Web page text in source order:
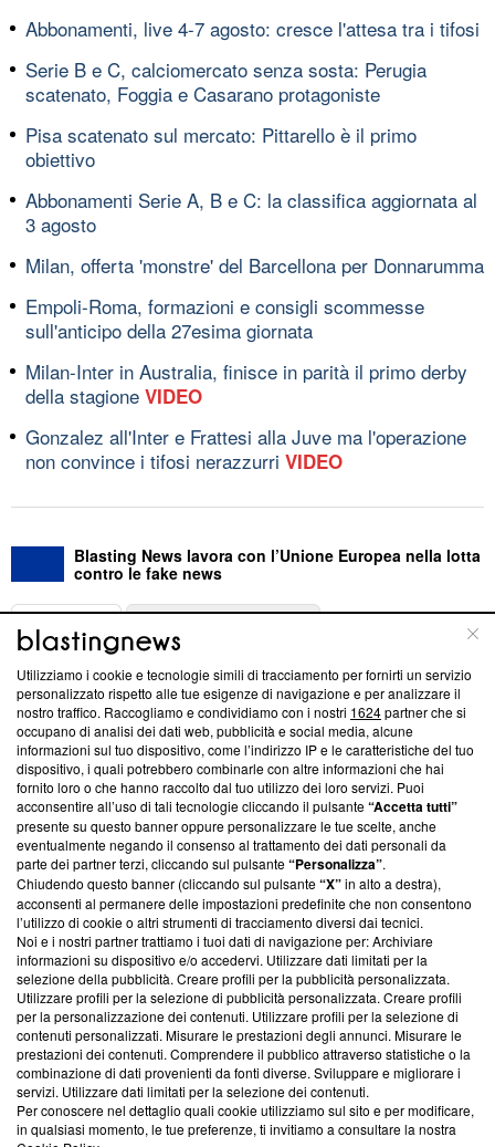
Abbonamenti, live 4-7 agosto: cresce l'attesa tra i tifosi
Serie B e C, calciomercato senza sosta: Perugia
scatenato, Foggia e Casarano protagoniste
Pisa scatenato sul mercato: Pittarello è il primo
obiettivo
Abbonamenti Serie A, B e C: la classifica aggiornata al
3 agosto
Milan, offerta 'monstre' del Barcellona per Donnarumma
Empoli-Roma, formazioni e consigli scommesse
sull'anticipo della 27esima giornata
Milan-Inter in Australia, finisce in parità il primo derby
della stagione VIDEO
Gonzalez all'Inter e Frattesi alla Juve ma l'operazione
non convince i tifosi nerazzurri VIDEO
Blasting News lavora con l’Unione Europea nella lotta
contro le fake news
ABOUT
Questa sezione offre informazioni trasparenti su Blasting
News, sui nostri processi editoriali e su come ci impegniamo a
creare news di qualità. Inoltre, afferma la nostra aderenza a
‘Trust Project - News with Integrity’Blasting News non è
ancora membro del programma, ma ha richiesto di farne
parte; Trust Project non ha ancora effettuato una verifica di
conformità agli standard.
Su di noi
Team editoriale
Corporate
Redazione
Informativa Privacy
Cookie Policy
Blasting SA, IDI CHE-247.845.224, Via Carlo Frasca, 3 - 6900
Lugano (Svizzera) Tel:+39 0690258937
Utilizziamo i cookie e tecnologie simili di tracciamento per fornirti un servizio
personalizzato rispetto alle tue esigenze di navigazione e per analizzare il
nostro traffico. Raccogliamo e condividiamo con i nostri 1624partner che si
occupano di analisi dei dati web, pubblicità e social media, alcune
informazioni sul tuo dispositivo, come l’indirizzo IP e le caratteristiche del tuo
dispositivo, i quali potrebbero combinarle con altre informazioni che hai
fornito loro o che hanno raccolto dal tuo utilizzo dei loro servizi. Puoi
acconsentire all’uso di tali tecnologie cliccando il pulsante“Accetta tutti”
presente su questo banner oppure personalizzare le tue scelte, anche
eventualmente negando il consenso al trattamento dei dati personali da
parte dei partner terzi, cliccando sul pulsante“Personalizza”.
Chiudendo questo banner (cliccando sul pulsante“X”in alto a destra),
acconsenti al permanere delle impostazioni predefinite che non consentono
l’utilizzo di cookie o altri strumenti di tracciamento diversi dai tecnici.
Noi e i nostri partner trattiamo i tuoi dati di navigazione per: Archiviare
informazioni su dispositivo e/o accedervi. Utilizzare dati limitati per la
selezione della pubblicità. Creare profili per la pubblicità personalizzata.
Utilizzare profili per la selezione di pubblicità personalizzata. Creare profili
per la personalizzazione dei contenuti. Utilizzare profili per la selezione di
contenuti personalizzati. Misurare le prestazioni degli annunci. Misurare le
prestazioni dei contenuti. Comprendere il pubblico attraverso statistiche o la
combinazione di dati provenienti da fonti diverse. Sviluppare e migliorare i
servizi. Utilizzare dati limitati per la selezione dei contenuti.
Per conoscere nel dettaglio quali cookie utilizziamo sul sito e per modificare,
in qualsiasi momento, le tue preferenze, ti invitiamo a consultare la nostra